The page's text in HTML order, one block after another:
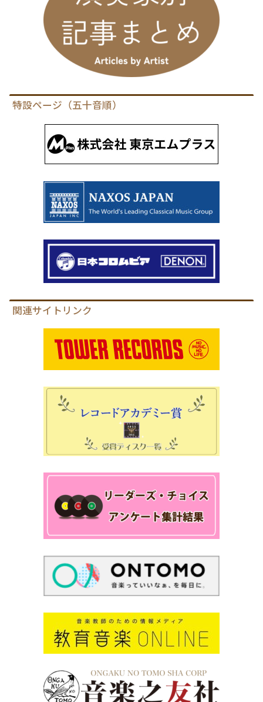
特設ページ（五十音順）
関連サイトリンク